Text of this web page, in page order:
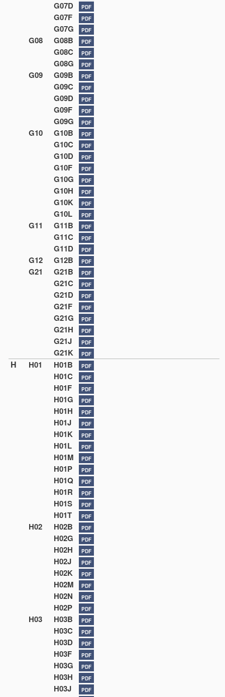
G07D PDF
G07F PDF
G07G PDF
G08 G08B PDF
G08C PDF
G08G PDF
G09 G09B PDF
G09C PDF
G09D PDF
G09F PDF
G09G PDF
G10 G10B PDF
G10C PDF
G10D PDF
G10F PDF
G10G PDF
G10H PDF
G10K PDF
G10L PDF
G11 G11B PDF
G11C PDF
G11D PDF
G12 G12B PDF
G21 G21B PDF
G21C PDF
G21D PDF
G21F PDF
G21G PDF
G21H PDF
G21J PDF
G21K PDF
H H01 H01B PDF
H01C PDF
H01F PDF
H01G PDF
H01H PDF
H01J PDF
H01K PDF
H01L PDF
H01M PDF
H01P PDF
H01Q PDF
H01R PDF
H01S PDF
H01T PDF
H02 H02B PDF
H02G PDF
H02H PDF
H02J PDF
H02K PDF
H02M PDF
H02N PDF
H02P PDF
H03 H03B PDF
H03C PDF
H03D PDF
H03F PDF
H03G PDF
H03H PDF
H03J PDF